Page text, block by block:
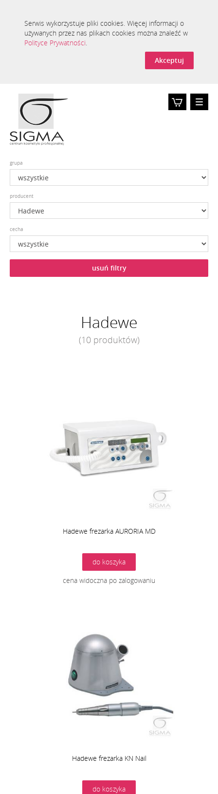
Serwis wykorzystuje pliki cookies. Więcej informacji o
używanych przez nas plikach cookies można znaleźć w
Polityce Prywatności.
Akceptuj
Toggle
Koszyk0
grupa
producent
cecha
usuń filtry
Hadewe
(10 produktów)
Hadewe frezarka AURORIA MD
do koszyka
cena widoczna po zalogowaniu
Hadewe frezarka KN Nail
do koszyka